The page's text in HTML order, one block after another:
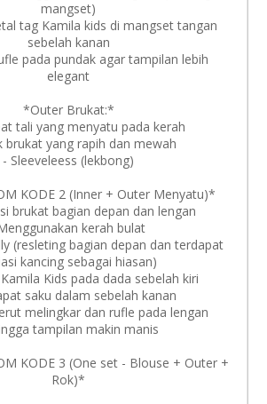
mangset)
tag Kamila kids di mangset tangan
sebelah kanan
pada pundak agar tampilan lebih
elegant
*Outer Brukat:*
tali yang menyatu pada kerah
brukat yang rapih dan mewah
- Sleeveleess (lekbong)
KODE 2 (Inner + Outer Menyatu)*
brukat bagian depan dan lengan
kerah bulat
(resleting bagian depan dan terdapat
kancing sebagai hiasan)
Kids pada dada sebelah kiri
saku dalam sebelah kanan
melingkar dan rufle pada lengan
tampilan makin manis
KODE 3 (One set - Blouse + Outer +
Rok)*